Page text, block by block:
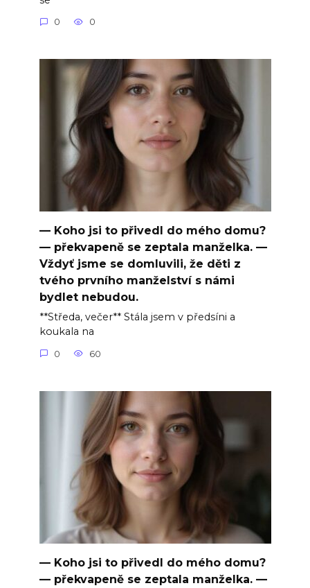
0 0
— Koho jsi to přivedl do mého domu?
— překvapeně se zeptala manželka. —
Vždyť jsme se domluvili, že děti z
tvého prvního manželství s námi
bydlet nebudou.
**Středa, večer** Stála jsem v předsíni a
koukala na
0 60
— Koho jsi to přivedl do mého domu?
— překvapeně se zeptala manželka. —